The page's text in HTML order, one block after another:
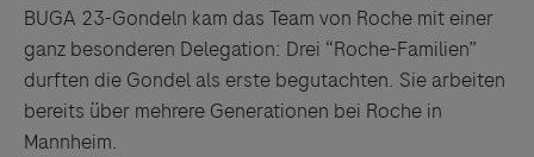
BUGA 23-Gondeln kam das Team von Roche mit einer
ganz besonderen Delegation: Drei “Roche-Familien”
durften die Gondel als erste begutachten. Sie arbeiten
bereits über mehrere Generationen bei Roche in
Mannheim.